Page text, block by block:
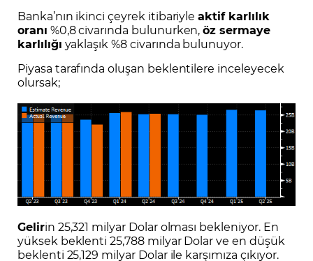
Banka’nın ikinci çeyrek itibariyleaktif karlılık
oranı %0,8 civarında bulunurken,öz sermaye
karlılığı yaklaşık %8 civarında bulunuyor.
Piyasa tarafında oluşan beklentilere inceleyecek
olursak;
Gelirin 25,321 milyar Dolar olması bekleniyor. En
yüksek beklenti 25,788 milyar Dolar ve en düşük
beklenti 25,129 milyar Dolar ile karşımıza çıkıyor.